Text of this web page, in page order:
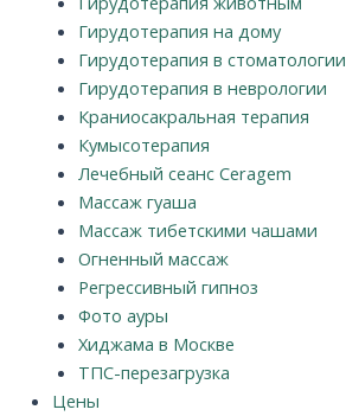
Гирудотерапия на дому
Гирудотерапия в стоматологии
Гирудотерапия в неврологии
Краниосакральная терапия
Кумысотерапия
Лечебный сеанс Ceragem
Массаж гуаша
Массаж тибетскими чашами
Огненный массаж
Регрессивный гипноз
Фото ауры
Хиджама в Москве
ТПС-перезагрузка
Цены